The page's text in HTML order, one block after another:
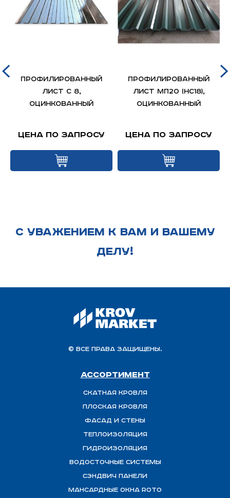
Профилированный
лист С 8,
оцинкованный
Цена по запросу
Профилированный
лист МП20 (НС18),
оцинкованный
Цена по запросу
С УВАЖЕНИЕМ К ВАМ И ВАШЕМУ
ДЕЛУ!
© Все права защищены.
Ассортимент
Скатная Кровля
Плоская кровля
Фасад и стены
Теплоизоляция
ГИДРОИЗОЛЯЦИЯ
Водосточные системы
Сэндвич панели
Мансардные окна ROTO